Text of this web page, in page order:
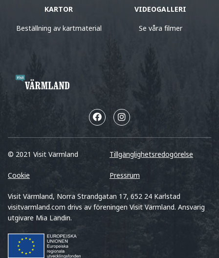
KARTOR
Beställning av kartmaterial
VIDEOGALLERI
Se våra filmer
© 2021 Visit Värmland Tillgänglighetsredogörelse
Cookie Pressrum
Visit Värmland, Norra Strandgatan 17, 652 24 Karlstad
visitvarmland.com drivs av föreningen Visit Värmland. Ansvarig
utgivare Mia Landin.